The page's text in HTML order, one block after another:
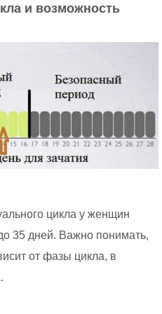
и возможность
цикла у женщин
35 дней. Важно понимать,
от фазы цикла, в